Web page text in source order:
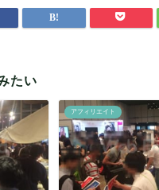
たい
アフィリエイト